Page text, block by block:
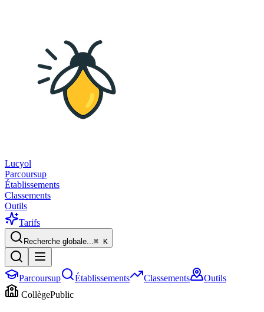
Lucyol
Parcoursup
Établissements
Classements
Outils
Tarifs
Recherche globale...⌘ K
Parcoursup Établissements Classements
Outils
CollègePublic